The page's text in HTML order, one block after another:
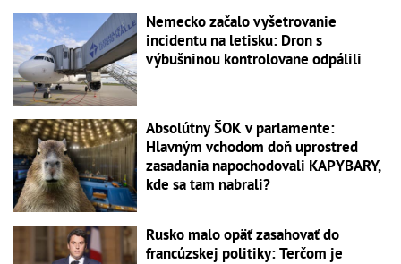
Nemecko začalo vyšetrovanie
incidentu na letisku: Dron s
výbušninou kontrolovane odpálili
Absolútny ŠOK v parlamente:
Hlavným vchodom doň uprostred
zasadania napochodovali KAPYBARY,
kde sa tam nabrali?
Rusko malo opäť zasahovať do
francúzskej politiky: Terčom je